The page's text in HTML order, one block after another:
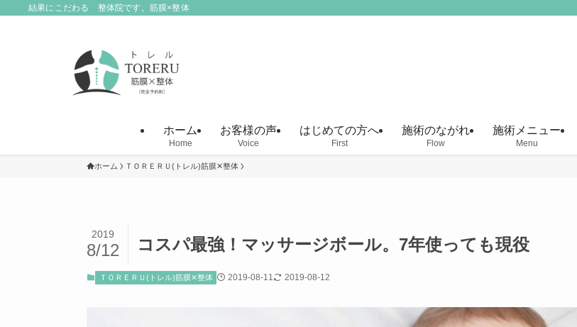
結果にこだわる 整体院です。筋膜×整体
ホーム
Home
お客様の声
Voice
はじめての方へ
First
施術のながれ
Flow
施術メニュー
Menu
ホーム ＴＯＲＥＲＵ(トレル)筋膜✕整体
コスパ最強！マッサージボール。7年使っても現役
2019
8/12
ＴＯＲＥＲＵ(トレル)筋膜✕整体 2019-08-11 2019-08-12